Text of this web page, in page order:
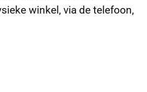
winkel, via de telefoon,